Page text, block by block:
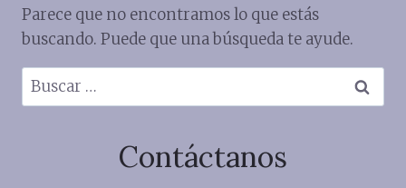
Parece que no encontramos lo que estás
buscando. Puede que una búsqueda te ayude.
Buscar:
Contáctanos